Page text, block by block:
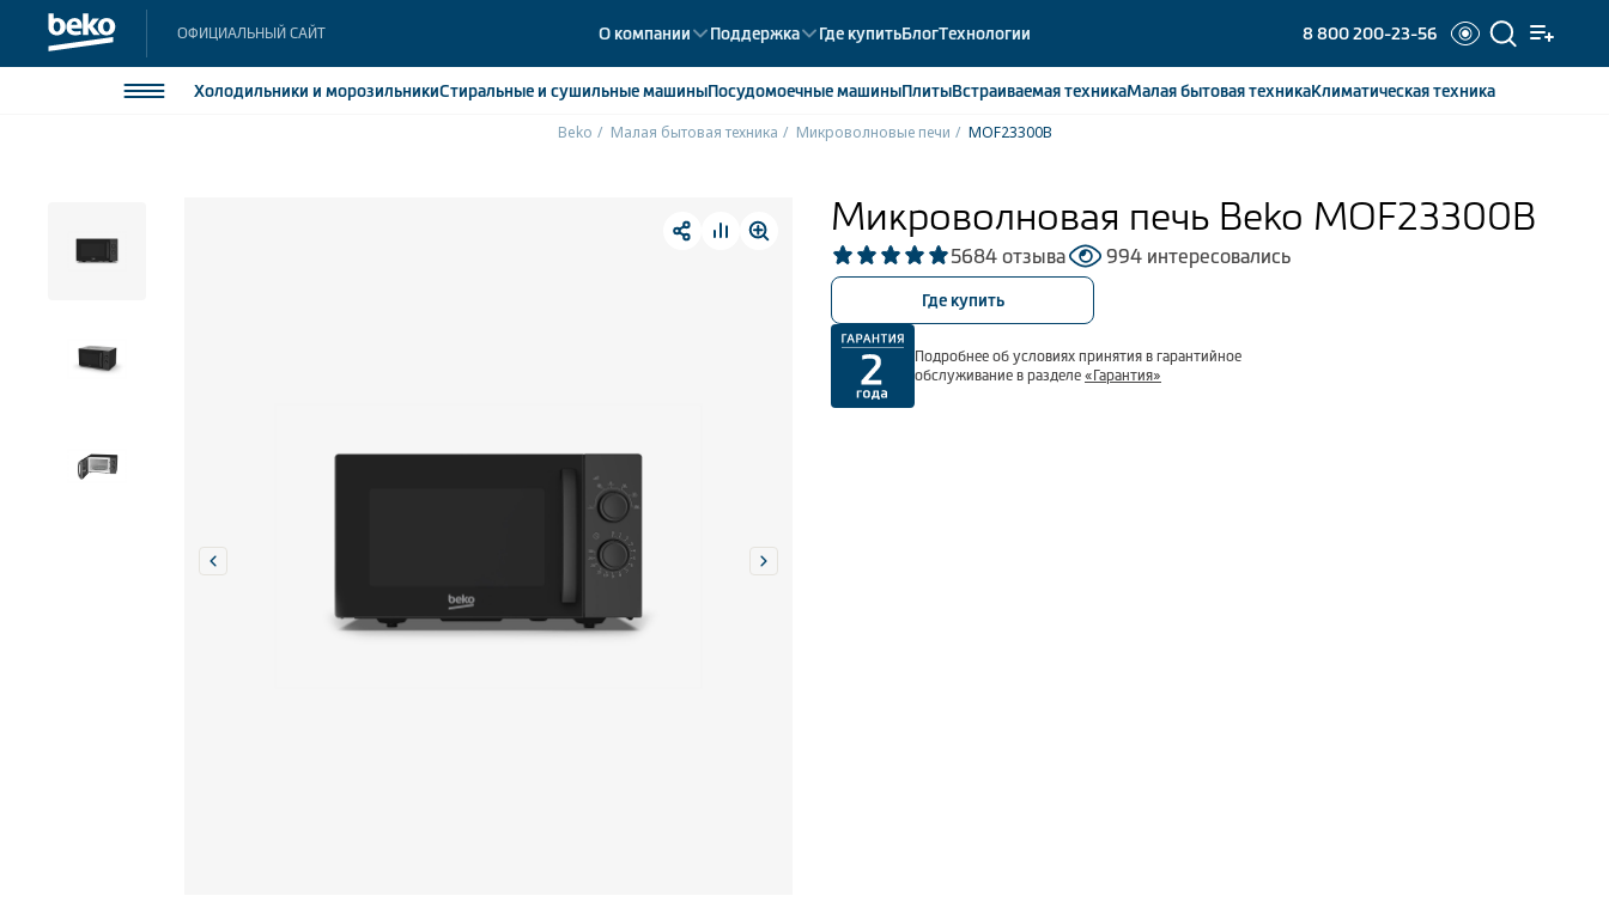
ОФИЦИАЛЬНЫЙ САЙТ О компании Поддержка Где купитьБлогТехнологии 8 800 200-23-56
Холодильники и морозильникиСтиральные и сушильные машиныПосудомоечныемашиныПлитыВстраиваемаятехникаМалая бытоваятехникаКлиматическаятехника
Посудомоечные машины
Встраиваемая техника
Beko Малая бытовая техника Микроволновые печи MOF23300B
Микроволновая печь Beko MOF23300B
5684 отзыва 994 интересовались
Где купить
Подробнее об условиях принятия в гарантийное
обслуживание в разделе «Гарантия»